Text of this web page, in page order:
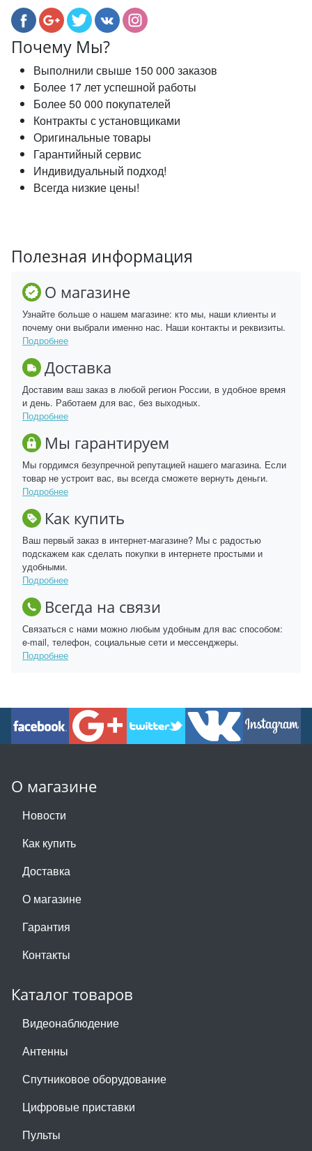
Почему Мы?
Выполнили свыше 150 000 заказов
Более 17 лет успешной работы
Более 50 000 покупателей
Контракты с установщиками
Оригинальные товары
Гарантийный сервис
Индивидуальный подход!
Всегда низкие цены!
Полезная информация
О магазине
Узнайте больше о нашем магазине: кто мы, наши клиенты и
почему они выбрали именно нас. Наши контакты и реквизиты.
Подробнее
Доставка
Доставим ваш заказ в любой регион России, в удобное время
и день. Работаем для вас, без выходных.
Подробнее
Мы гарантируем
Мы гордимся безупречной репутацией нашего магазина. Если
товар не устроит вас, вы всегда сможете вернуть деньги.
Подробнее
Как купить
Ваш первый заказ в интернет-магазине? Мы с радостью
подскажем как сделать покупки в интернете простыми и
удобными.
Подробнее
Всегда на связи
Связаться с нами можно любым удобным для вас способом:
e-mail, телефон, социальные сети и мессенджеры.
Подробнее
О магазине
Новости
Как купить
Доставка
О магазине
Гарантия
Контакты
Каталог товаров
Видеонаблюдение
Антенны
Спутниковое оборудование
Цифровые приставки
Пульты